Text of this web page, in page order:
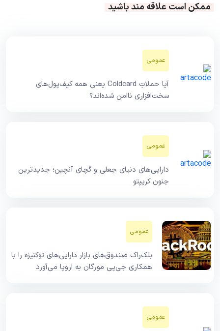
ممکن است علاقه مند باشید
عمومی
آیا حملاتِ Coldcard یعنی همه کیف‌پول‌های
سخت‌افزاری ناامن شده‌اند؟
عمومی
دارایی‌های دنیای جعلی و گچای آنچین؛ جدیدترین
جنون کریپتو
عمومی
بلک‌راک صندوق‌های بازار دارایی‌های توکنیزه را با
همکاری جی‌پی مورگان به اروپا می‌آورد
عمومی